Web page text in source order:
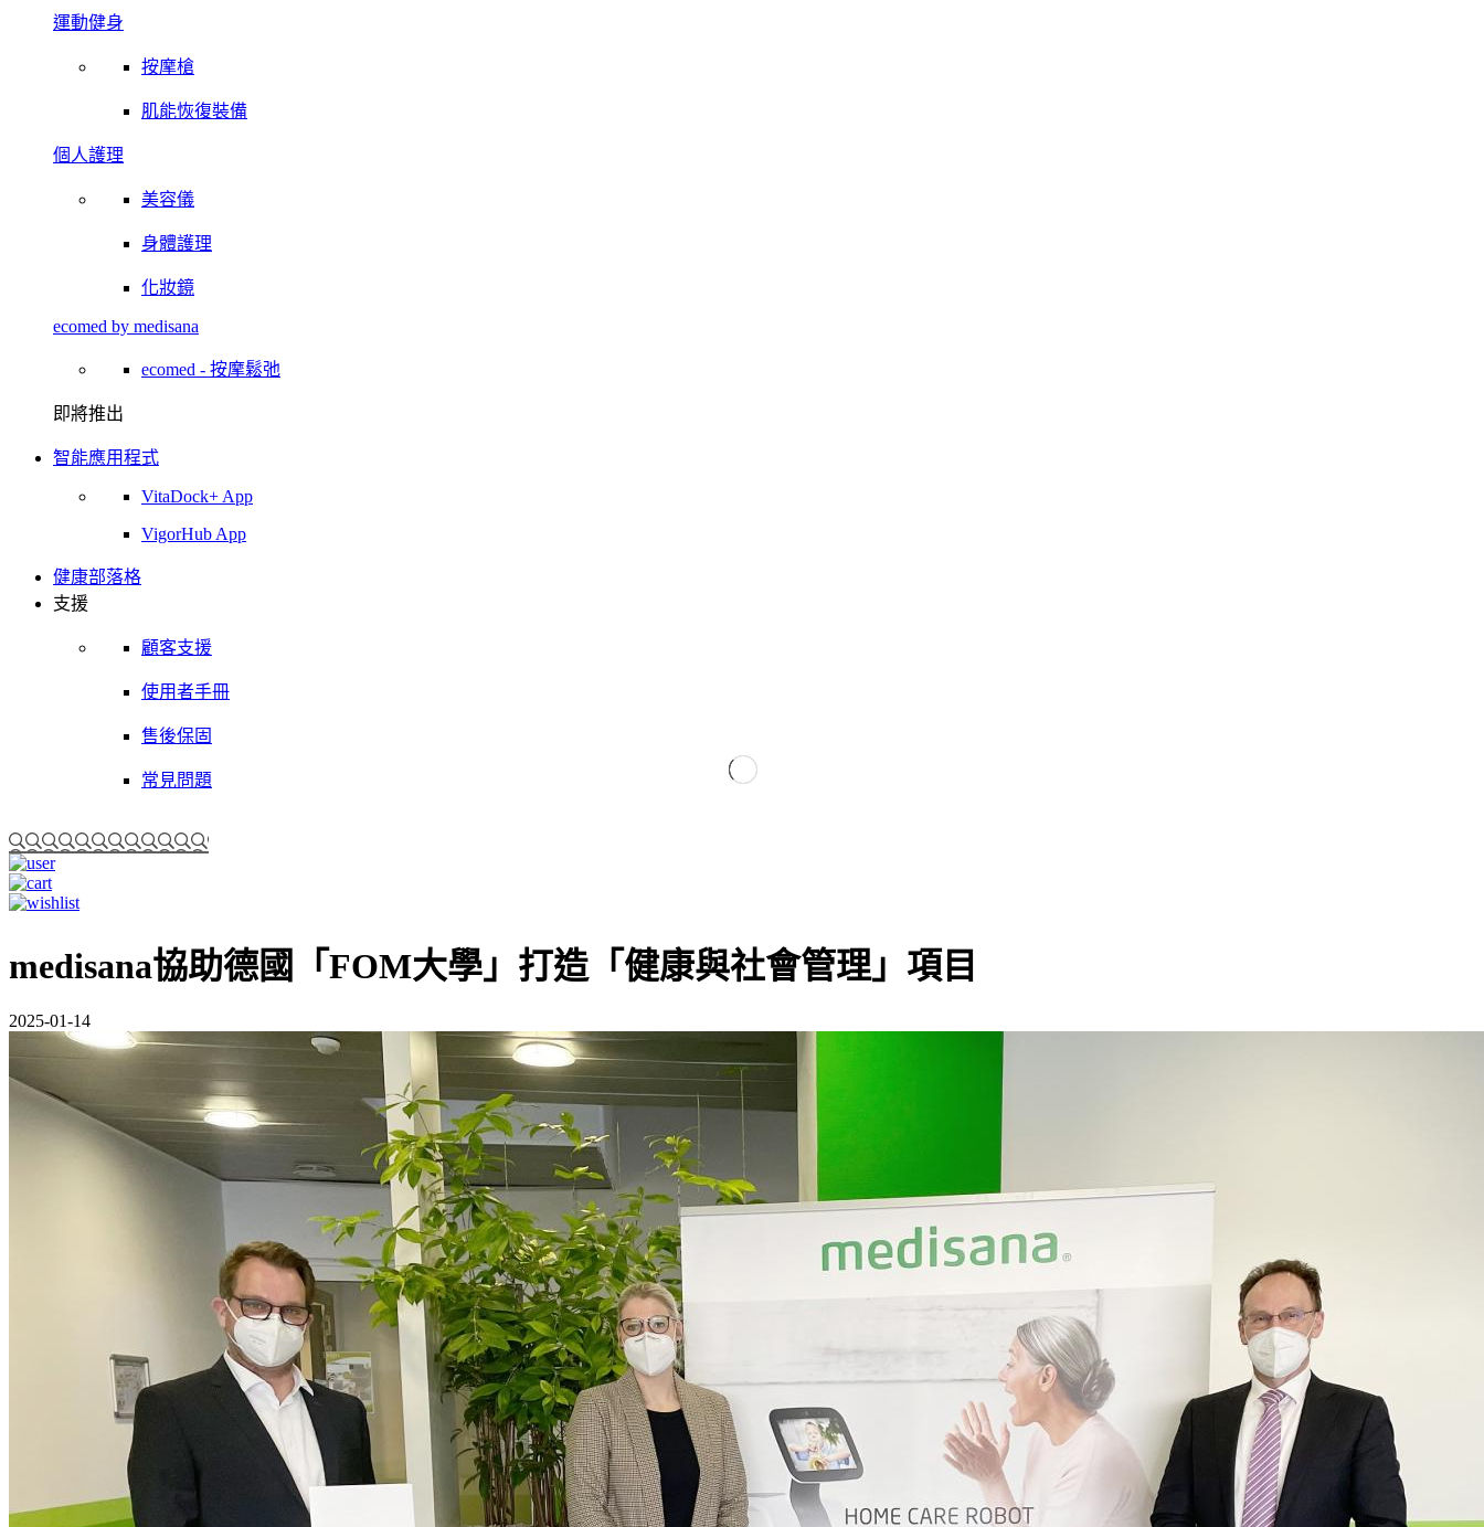
運動健身
按摩槍
肌能恢復裝備
個人護理
美容儀
身體護理
化妝鏡
ecomed by medisana
ecomed - 按摩鬆弛
即將推出
智能應用程式
VitaDock+ App
VigorHub App
健康部落格
支援
顧客支援
使用者手冊
售後保固
常見問題
medisana協助德國「FOM大學」打造「健康與社會管理」項目
2025-01-14